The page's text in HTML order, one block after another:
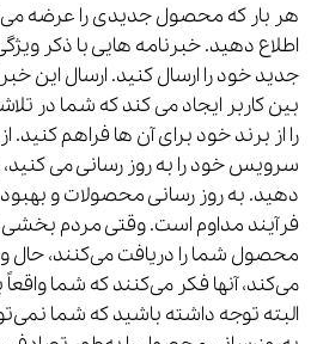
هر بار که محصول جدیدی را عرضه می
اطلاع دهید. خبرنامه هایی با ذکر
جدید خود را ارسال کنید. ارسال این
بین کاربر ایجاد می کند که شما در
را از برند خود برای آن ها فراهم
سرویس خود را به روز رسانی می کنید،
دهید. به روز رسانی محصولات و
فرآیند مداوم است. وقتی مردم بخشی
محصول شما را دریافت می‌کنند، حال
می‌کند، آنها فکر می‌کنند که شما
البته توجه داشته باشید که شما